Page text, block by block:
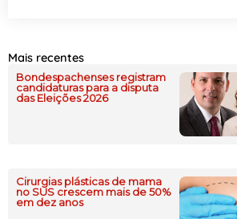
Mais recentes
Bondespachenses registram
candidaturas para a disputa
das Eleições 2026
Cirurgias plásticas de mama
no SUS crescem mais de 50%
em dez anos